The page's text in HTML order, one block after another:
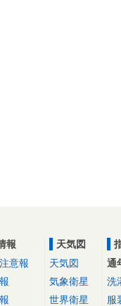
報
意報
天気図
天気図
気象衛星
世界衛星
通
洗
服